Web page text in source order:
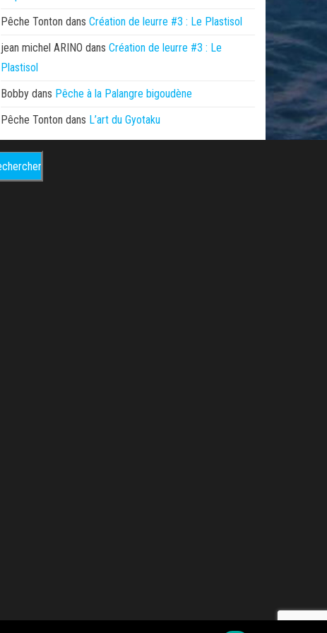
Pêche Tonton dans Création de leurre #3 : Le Plastisol
jean michel ARINO dans Création de leurre #3 : Le
Plastisol
Bobby dans Pêche à la Palangre bigoudène
Pêche Tonton dans L’art du Gyotaku